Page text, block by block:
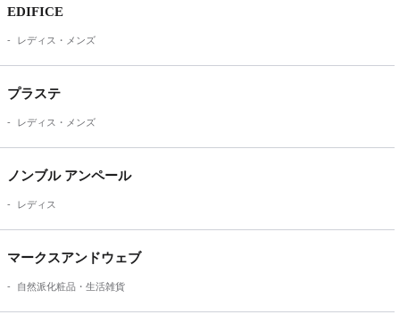
EDIFICE
レディス・メンズ
プラステ
レディス・メンズ
ノンブル アンペール
レディス
マークスアンドウェブ
自然派化粧品・生活雑貨